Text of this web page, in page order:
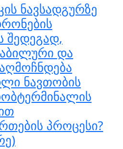
ნავსადგურზე
შედეგად,
და
ნავთობის
პროცესი?